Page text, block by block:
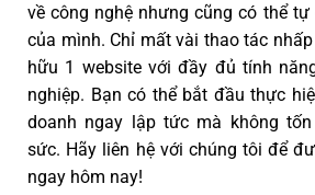
về công nghệ nhưng cũng có thể
của mình. Chỉ mất vài thao tác
hữu 1 website với đầy đủ tính
nghiệp. Bạn có thể bắt đầu thực
doanh ngay lập tức mà không
sức. Hãy liên hệ với chúng tôi để
ngay hôm nay!